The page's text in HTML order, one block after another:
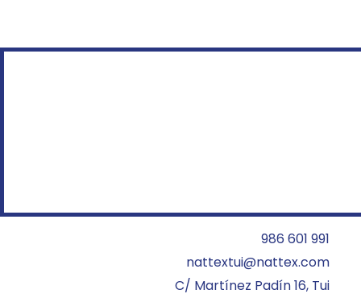
986 601 991
nattextui@nattex.com
C/ Martínez Padín 16, Tui